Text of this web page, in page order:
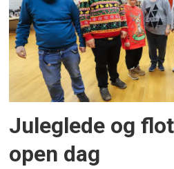
Juleglede og
open dag